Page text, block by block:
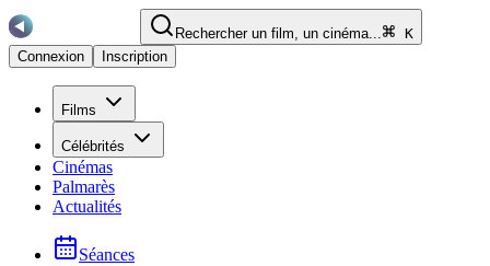
Rechercher un film, un cinéma...
K
Connexion
Inscription
Films
Célébrités
Cinémas
Palmarès
Actualités
Séances